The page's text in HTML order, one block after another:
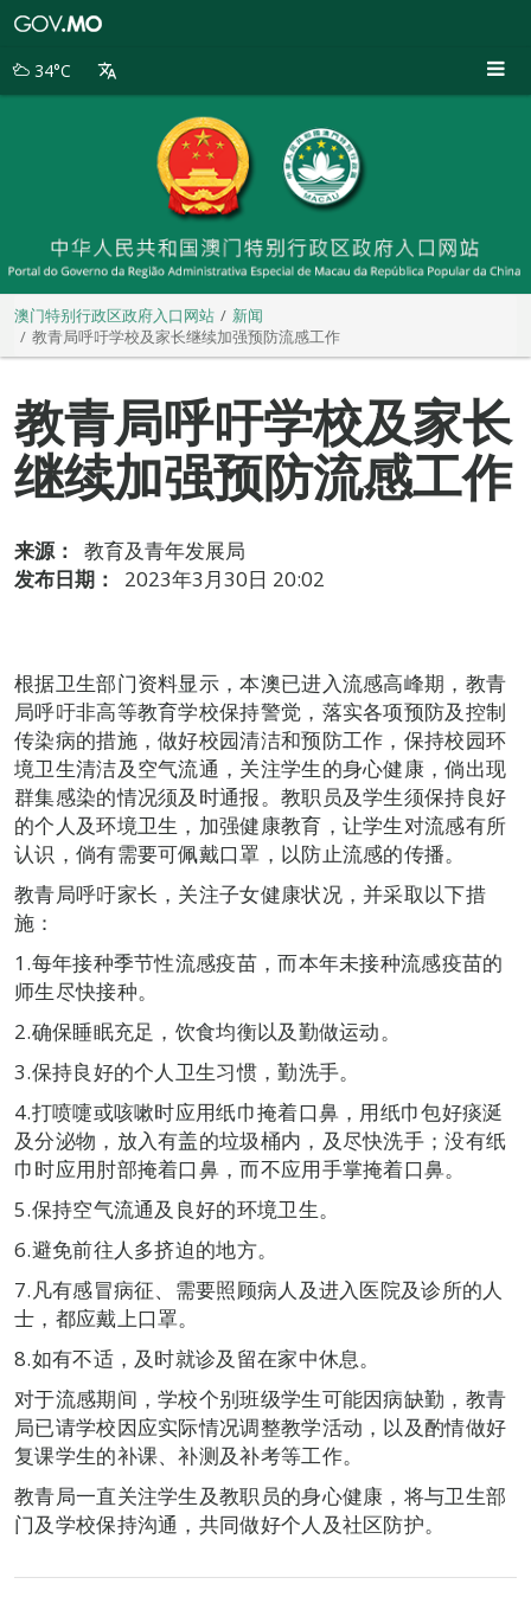
别
34°C
澳门特别行政区政府入口网站
新闻
教青局呼吁学校及家长继续加强预防流感工作
教青局呼吁学校及家长
继续加强预防流感工作
来源：
教育及青年发展局
发布日期：
2023年3月30日 20:02
根据卫生部门资料显示，本澳已进入流感高峰期，教青
局呼吁非高等教育学校保持警觉，落实各项预防及控制
传染病的措施，做好校园清洁和预防工作，保持校园环
境卫生清洁及空气流通，关注学生的身心健康，倘出现
群集感染的情况须及时通报。教职员及学生须保持良好
的个人及环境卫生，加强健康教育，让学生对流感有所
认识，倘有需要可佩戴口罩，以防止流感的传播。
教青局呼吁家长，关注子女健康状况，并采取以下措
施：
1.每年接种季节性流感疫苗，而本年未接种流感疫苗的
师生尽快接种。
2.确保睡眠充足，饮食均衡以及勤做运动。
3.保持良好的个人卫生习惯，勤洗手。
4.打喷嚏或咳嗽时应用纸巾掩着口鼻，用纸巾包好痰涎
及分泌物，放入有盖的垃圾桶内，及尽快洗手；没有纸
巾时应用肘部掩着口鼻，而不应用手掌掩着口鼻。
5.保持空气流通及良好的环境卫生。
6.避免前往人多挤迫的地方。
7.凡有感冒病征、需要照顾病人及进入医院及诊所的人
士，都应戴上口罩。
8.如有不适，及时就诊及留在家中休息。
对于流感期间，学校个别班级学生可能因病缺勤，教青
局已请学校因应实际情况调整教学活动，以及酌情做好
复课学生的补课、补测及补考等工作。
教青局一直关注学生及教职员的身心健康，将与卫生部
门及学校保持沟通，共同做好个人及社区防护。